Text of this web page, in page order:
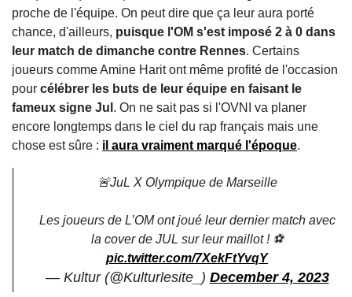
proche de l'équipe. On peut dire que ça leur aura porté
chance, d'ailleurs, puisque l'OM s'est imposé 2 à 0 dans
leur match de dimanche contre Rennes. Certains
joueurs comme Amine Harit ont même profité de l'occasion
pour célébrer les buts de leur équipe en faisant le
fameux signe Jul . On ne sait pas si l'OVNI va planer
encore longtemps dans le ciel du rap français mais une
chose est sûre : il aura vraiment marqué l'époque.
🚨JuL X Olympique de Marseille
Les joueurs de L’OM ont joué leur dernier match avec
la cover de JUL sur leur maillot ! ⚽️
pic.twitter.com/7XekFtYvqY
— Kultur (@Kulturlesite_) December 4, 2023